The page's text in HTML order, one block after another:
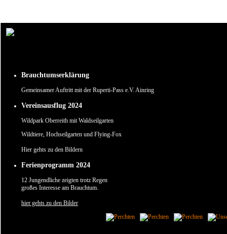
Brauchtumserklärung
Gemeinsamer Auftritt mit der Ruperti-Pass e.V. Ainring
Vereinsausflug 2024
Wildpark Oberreith mit Waldseilgarten
Wildtiere, Hochseilgarten und Flying-Fox
Hier gehts zu den Bildern
Ferienprogramm 2024
12 Jungendliche zeigten trotz Regen
großes Interesse am Brauchtum.
hier gehts zu den Bilder